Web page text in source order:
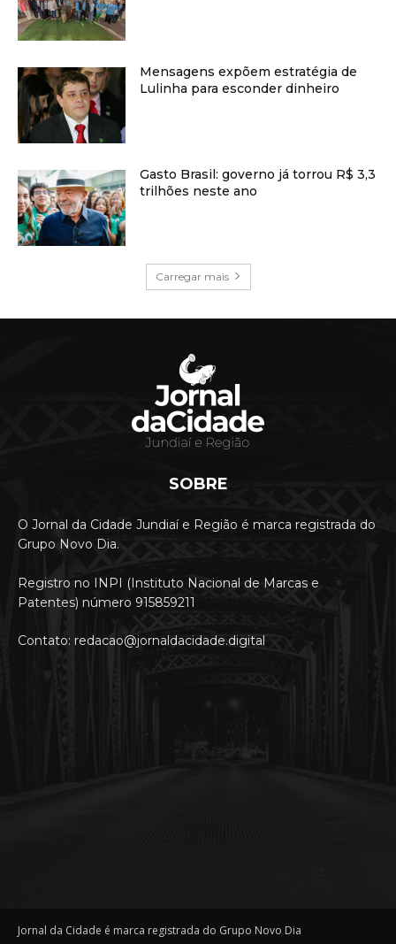
Mensagens expõem estratégia de
Lulinha para esconder dinheiro
Gasto Brasil: governo já torrou R$ 3,3
trilhões neste ano
Carregar mais
SOBRE
O Jornal da Cidade Jundiaí e Região é marca registrada do
Grupo Novo Dia.
Registro no INPI (Instituto Nacional de Marcas e
Patentes) número 915859211
Contato: redacao@jornaldacidade.digital
Jornal da Cidade é marca registrada do Grupo Novo Dia